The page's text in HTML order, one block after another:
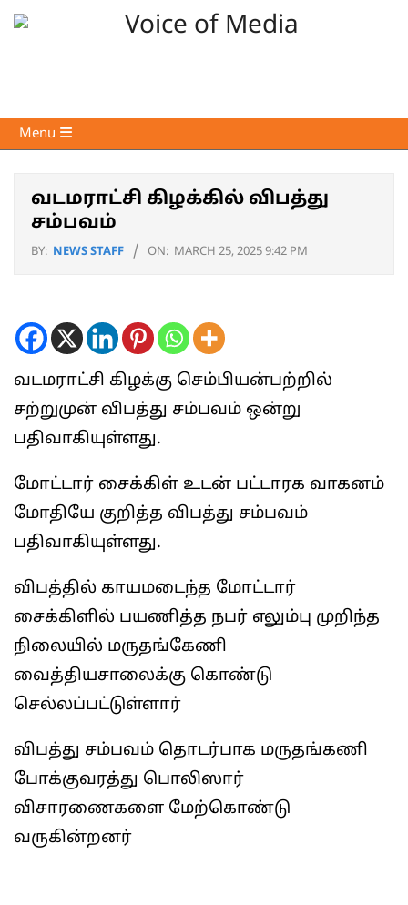
Skip
Voice
of
Primary
Navigation
Menu
வடமராட்சி கிழக்கில் விபத்து
சம்பவம்
BY: NEWS STAFF ON: MARCH 25, 2025 9:42 PM
வடமராட்சி கிழக்கு செம்பியன்பற்றில்
சற்றுமுன் விபத்து சம்பவம் ஒன்று
பதிவாகியுள்ளது.
மோட்டார் சைக்கிள் உடன் பட்டாரக வாகனம்
மோதியே குறித்த விபத்து சம்பவம்
பதிவாகியுள்ளது.
விபத்தில் காயமடைந்த மோட்டார்
சைக்கிளில் பயணித்த நபர் எலும்பு முறிந்த
நிலையில் மருதங்கேணி
வைத்தியசாலைக்கு கொண்டு
செல்லப்பட்டுள்ளார்
விபத்து சம்பவம் தொடர்பாக மருதங்கணி
போக்குவரத்து பொலிஸார்
விசாரணைகளை மேற்கொண்டு
வருகின்றனர்